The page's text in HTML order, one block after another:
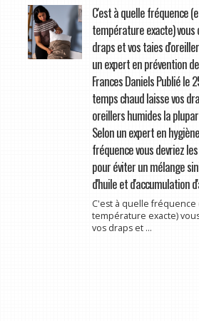
C'est à quelle fréquence
température exacte) vous
draps et vos taies
un expert en prévention
Frances Daniels Publié le
temps chaud laisse vos
oreillers humides la
Selon un expert en
fréquence vous devriez
pour éviter un mélange
d'huile et d'accumulation
C'est à quelle fréquence
température exacte)
vos draps et ...